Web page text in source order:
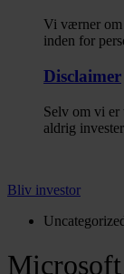
Vi værner om
inden for
Disclaimer
Selv om vi er
aldrig
Bliv investor